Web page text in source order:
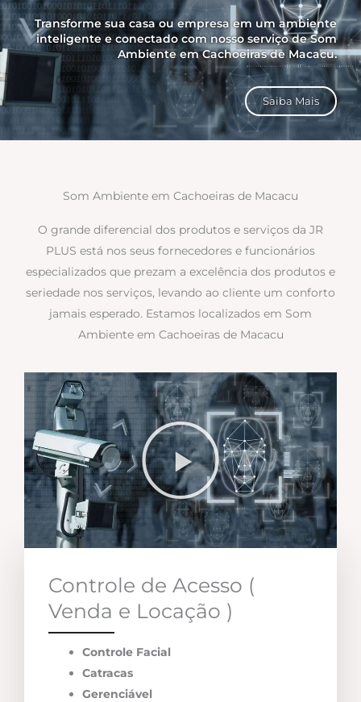
Transforme sua casa ou empresa em um ambiente
inteligente e conectado com nosso serviço de Som
Ambiente em Cachoeiras de Macacu.
Saiba Mais
Som Ambiente em Cachoeiras de Macacu
O grande diferencial dos produtos e serviços da JR
PLUS está nos seus fornecedores e funcionários
especializados que prezam a excelência dos produtos e
seriedade nos serviços, levando ao cliente um conforto
jamais esperado. Estamos localizados em Som
Ambiente em Cachoeiras de Macacu
Controle de Acesso (
Venda e Locação )
Controle Facial
Catracas
Gerenciável